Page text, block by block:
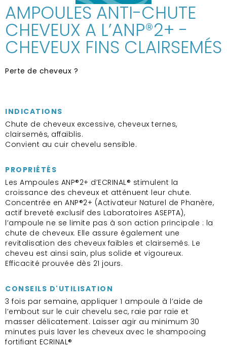
AMPOULES ANTI-CHUTE
CHEVEUX A L’ANP®2+ -
CHEVEUX FINS CLAIRSEMÉS
Perte de cheveux ?
INDICATIONS
Chute de cheveux excessive, cheveux ternes,
clairsemés, affaiblis.
Convient au cuir chevelu sensible.
PROPRIÉTÉS
Les Ampoules ANP®2+ d’ECRINAL® stimulent la
croissance des cheveux et atténuent leur chute.
Concentrée en ANP®2+ (Activateur Naturel de Phanère,
actif breveté exclusif des Laboratoires ASEPTA),
l’ampoule ne se limite pas à son action principale : la
chute de cheveux. Elle assure également une
revitalisation des cheveux faibles et clairsemés. Le
cheveu est ainsi sain, plus solide et vigoureux.
Efficacité prouvée dès 21 jours.
CONSEILS D'UTILISATION
3 fois par semaine, appliquer 1 ampoule à l’aide de
l’embout sur le cuir chevelu sec, raie par raie et
masser délicatement. Laisser agir au minimum 30
minutes puis laver les cheveux avec le shampooing
fortifiant ECRINAL®